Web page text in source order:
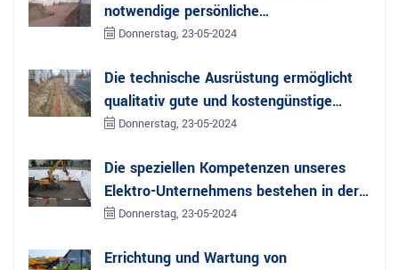
notwendige persönliche
Schutzausrüstung:
Donnerstag, 23-05-2024
Die technische Ausrüstung ermöglicht
qualitativ gute und kostengünstige
Arbeit:
Donnerstag, 23-05-2024
Die speziellen Kompetenzen unseres
Elektro-Unternehmens bestehen in der
Umsetzung von Aufträgen in den
Donnerstag, 23-05-2024
Errichtung und Wartung von